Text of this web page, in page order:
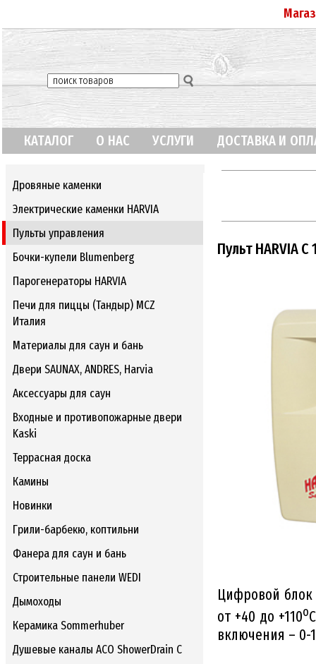
КАТАЛОГ О НАС УСЛУГИ ДОСТАВКА И
Дровяные каменки
Электрические каменки HARVIA
Пульты управления
Бочки-купели Blumenberg
Парогенераторы HARVIA
Печи для пиццы (Тандыр) MCZ
Италия
Материалы для саун и бань
Двери SAUNAX, ANDRES, Harvia
Аксессуары для саун
Входные и противопожарные двери
Kaski
Террасная доска
Камины
Новинки
Грили-барбекю, коптильни
Фанера для саун и бань
Строительные панели WEDI
Дымоходы
Керамика Sommerhuber
Душевые каналы ACO ShowerDrain C
Пульт HARVIA
Цифровой блок
от +40 до +110o
включения – 0-